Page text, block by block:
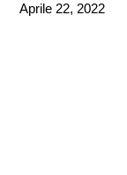
Aprile 22, 2022